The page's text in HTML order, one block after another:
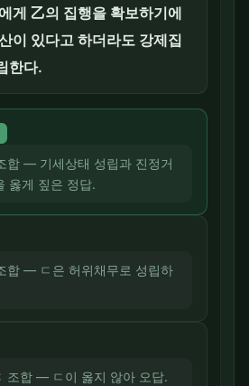
게 乙의 집행을 확보하기에
이 있다고 하더라도 강제집
한다.
합 — 기세상태 성립과 진정거
옳게 짚은 정답.
합 — ㄷ은 허위채무로 성립하
조합 — ㄷ이 옳지 않아 오답.